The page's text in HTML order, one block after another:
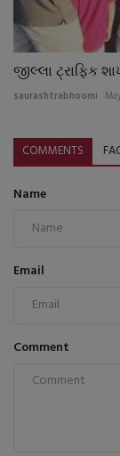
જીલ્લા ટ્રાફિક
saurashtrabhoomi
COMMENTS
Name
Email
Comment